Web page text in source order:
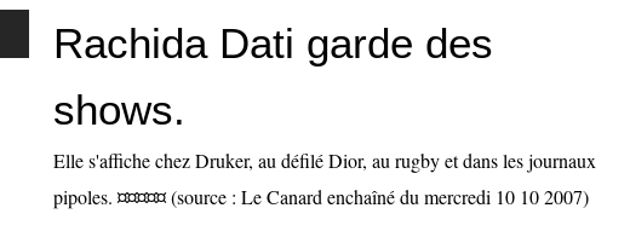
Rachida Dati garde des
shows.
Elle s'affiche chez Druker, au défilé Dior, au rugby et dans les journaux
pipoles. ¤¤¤¤¤ (source : Le Canard enchaîné du mercredi 10 10 2007)